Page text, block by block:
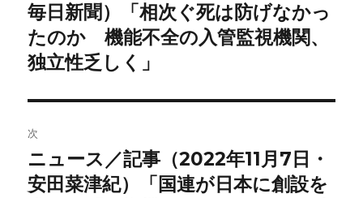
ナ
ビ
シ
ョ
の
投
稿:
毎日新聞）「相次ぐ死は防げなかっ
たのか 機能不全の入管監視機関、
独立性乏しく」
次
次
の
ニュース／記事（2022年11月7日・
安田菜津紀）「国連が日本に創設を